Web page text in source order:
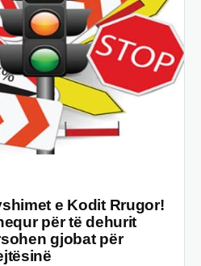
e Kodit Rrugor!
për të dehurit
gjobat për